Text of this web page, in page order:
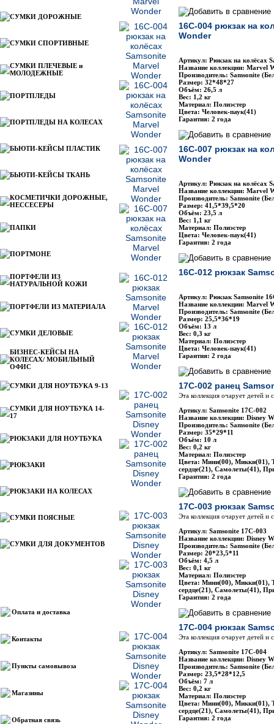
СУМКИ ДОРОЖНЫЕ
СУМКИ СПОРТИВНЫЕ
СУМКИ ПЛЕЧЕВЫЕ и
МОЛОДЕЖНЫЕ
ПОРТПЛЕДЫ
ПОРТПЛЕДЫ НА КОЛЕСАХ
БЬЮТИ-КЕЙСЫ ПЛАСТИК
БЬЮТИ-КЕЙСЫ ТКАНЬ
КОСМЕТИЧКИ ДОРОЖНЫЕ,
НЕССЕСЕРЫ
ПАПКИ
ПОРТМОНЕ
ПОРТФЕЛИ ИЗ
НАТУРАЛЬНОЙ КОЖИ
ПОРТФЕЛИ ИЗ МАТЕРИАЛА
СУМКИ ДЕЛОВЫЕ
БИЗНЕС-КЕЙСЫ НА
КОЛЕСАХ/ МОБИЛЬНЫЙ
ОФИС
СУМКИ ДЛЯ НОУТБУКА 9-13
СУМКИ ДЛЯ НОУТБУКА 14-
17
РЮКЗАКИ ДЛЯ НОУТБУКА
РЮКЗАКИ
РЮКЗАКИ НА КОЛЕСАХ
СУМКИ ПОЯСНЫЕ
СУМКИ ДЛЯ ДОКУМЕНТОВ
Оплата и доставка
Контакты
Пункты самовывоза
Магазины
Обратная связь
16C-004 рюкзак на
Wonder
Артикул: Рюкзак на колёсах
Название коллекции: Marvel
Производитель: Samsonite
Размер: 32*48*27
Объём: 26,5 л
Вес: 1,2 кг
Материал: Полиэстер
Цвета: Человек-паук(41)
Гарантия: 2 года
16C-007 рюкзак на
Wonder
Артикул: Рюкзак на колёсах
Название коллекции: Marvel
Производитель: Samsonite
Размер: 41,5*39,5*20
Объём: 23,5 л
Вес: 1,1 кг
Материал: Полиэстер
Цвета: Человек-паук(41)
Гарантия: 2 года
16C-012 рюкзак
Артикул: Рюкзак Samsonite
Название коллекции: Marvel
Производитель: Samsonite
Размер: 25,5*36*19
Объём: 13 л
Вес: 0,3 кг
Материал: Полиэстер
Цвета: Человек-паук(41)
Гарантия: 2 года
17C-002 ранец
Эта коллекция очарует детей
Артикул: Samsonite 17C-002
Название коллекции: Disney
Производитель: Samsonite
Размер: 35*29*11
Объём: 10 л
Вес: 0,2 кг
Материал: Полиэстер
Цвета: Мини(00), Микки(01),
сердце(21), Самолеты(41),
Гарантия: 2 года
17C-003 рюкзак
Эта коллекция очарует детей
Артикул: Samsonite 17C-003
Название коллекции: Disney
Производитель: Samsonite
Размер: 20*23,5*11
Объём: 4,5 л
Вес: 0,1 кг
Материал: Полиэстер
Цвета: Мини(00), Микки(01),
сердце(21), Самолеты(41),
Гарантия: 2 года
17C-004 рюкзак
Эта коллекция очарует детей
Артикул: Samsonite 17C-004
Название коллекции: Disney
Производитель: Samsonite
Размер: 23,5*28*12,5
Объём: 7 л
Вес: 0,2 кг
Материал: Полиэстер
Цвета: Мини(00), Микки(01),
сердце(21), Самолеты(41),
Гарантия: 2 года